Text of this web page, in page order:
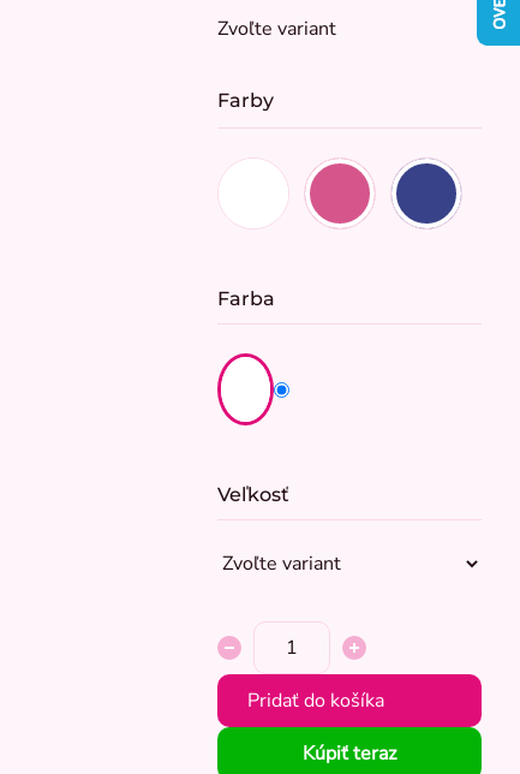
Jednotková
Zvoľte variant
Farby
Farba
Veľkosť
Pridať do košíka
Kúpiť teraz